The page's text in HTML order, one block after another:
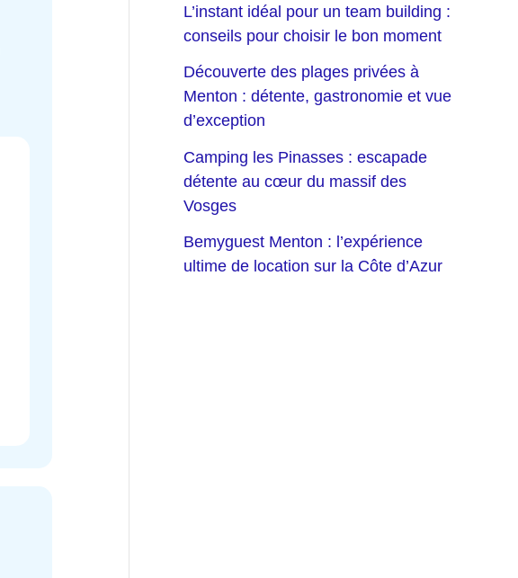
L’instant idéal pour un team building :
conseils pour choisir le bon moment
Découverte des plages privées à
Menton : détente, gastronomie et vue
d’exception
Camping les Pinasses : escapade
détente au cœur du massif des
Vosges
Bemyguest Menton : l’expérience
ultime de location sur la Côte d’Azur